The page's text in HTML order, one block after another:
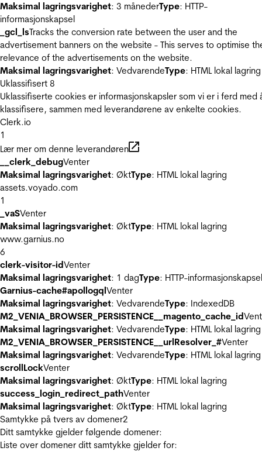
Maksimal lagringsvarighet: 3 månederType: HTTP-
informasjonskapsel
_gcl_lsTracks the conversion rate between the user and the
advertisement banners on the website - This serves to optimise
relevance of the advertisements on the website.
Maksimal lagringsvarighet: VedvarendeType: HTML lokal lagring
Uklassifisert 8
Uklassifiserte cookies er informasjonskapsler som vi er i ferd med
klassifisere, sammen med leverandørene av enkelte cookies.
Clerk.io
1
Lær mer om denne leverandøren
__clerk_debugVenter
Maksimal lagringsvarighet: ØktType: HTML lokal lagring
assets.voyado.com
1
_vaSVenter
Maksimal lagringsvarighet: ØktType: HTML lokal lagring
www.garnius.no
6
clerk-visitor-idVenter
Maksimal lagringsvarighet: 1 dagType: HTTP-informasjonskapsel
Garnius-cache#apollogqlVenter
Maksimal lagringsvarighet: VedvarendeType: IndexedDB
M2_VENIA_BROWSER_PERSISTENCE__magento_cache_id
Maksimal lagringsvarighet: VedvarendeType: HTML lokal lagring
M2_VENIA_BROWSER_PERSISTENCE__urlResolver_#Venter
Maksimal lagringsvarighet: VedvarendeType: HTML lokal lagring
scrollLockVenter
Maksimal lagringsvarighet: ØktType: HTML lokal lagring
success_login_redirect_pathVenter
Maksimal lagringsvarighet: ØktType: HTML lokal lagring
Samtykke på tvers av domener2
Ditt samtykke gjelder følgende domener:
Liste over domener ditt samtykke gjelder for: